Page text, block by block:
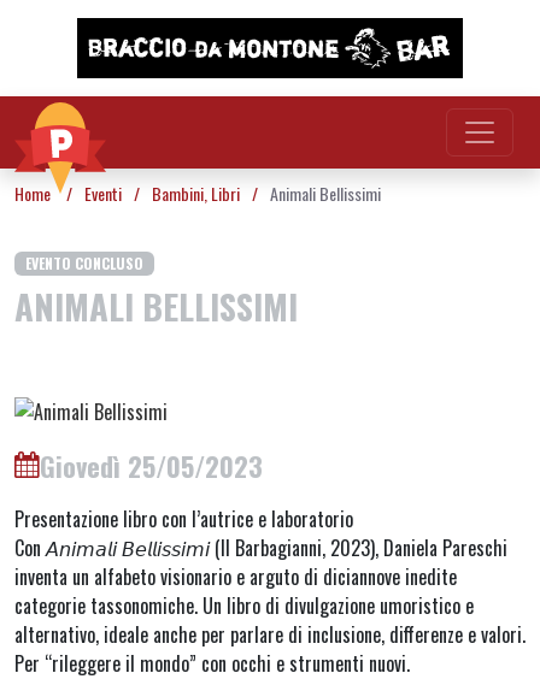
Vai al contenuto
Home / Eventi / Bambini Libri / Animali Bellissimi
EVENTO CONCLUSO
ANIMALI BELLISSIMI
Giovedì 25/05/2023
Presentazione libro con l’autrice e laboratorio
Con 𝘈𝘯𝘪𝘮𝘢𝘭𝘪 𝘉𝘦𝘭𝘭𝘪𝘴𝘴𝘪𝘮𝘪 (Il Barbagianni, 2023), Daniela Pareschi
inventa un alfabeto visionario e arguto di diciannove inedite
categorie tassonomiche. Un libro di divulgazione umoristico e
alternativo, ideale anche per parlare di inclusione, differenze e valori.
Per “rileggere il mondo” con occhi e strumenti nuovi.